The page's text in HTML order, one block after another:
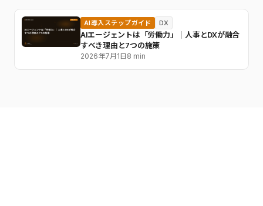
AI導入ステップガイド DX
AIエージェントは「労働力」｜人事とDXが融合
すべき理由と7つの施策
2026年7月1日8 min